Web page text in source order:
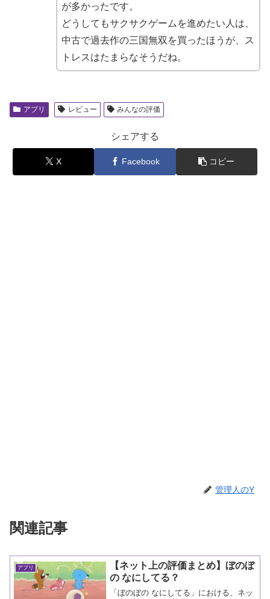
が多かったです。
どうしてもサクサクゲームを進めたい人は、
中古で過去作の三国無双を買ったほうが、ス
トレスはたまらなそうだね。
アプリ レビュー みんなの評価
シェアする
X Facebook コピー
管理人のY
関連記事
アプリ
【ネット上の評価まとめ】ぼのぼ
の なにしてる？
「ぼのぼの なにしてる」における、ネッ